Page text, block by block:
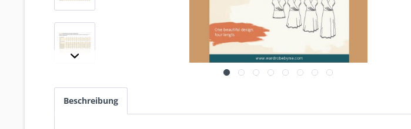
Beschreibung